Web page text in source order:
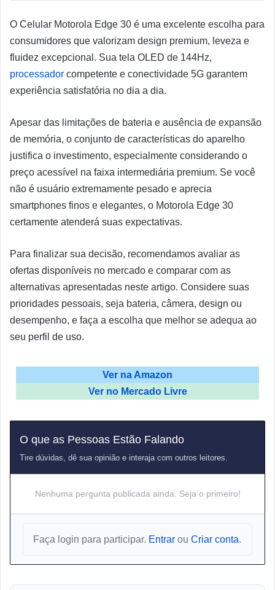
O Celular Motorola Edge 30 é uma excelente escolha para
consumidores que valorizam design premium, leveza e
fluidez excepcional. Sua tela OLED de 144Hz,
processador competente e conectividade 5G garantem
experiência satisfatória no dia a dia.
Apesar das limitações de bateria e ausência de expansão
de memória, o conjunto de características do aparelho
justifica o investimento, especialmente considerando o
preço acessível na faixa intermediária premium. Se você
não é usuário extremamente pesado e aprecia
smartphones finos e elegantes, o Motorola Edge 30
certamente atenderá suas expectativas.
Para finalizar sua decisão, recomendamos avaliar as
ofertas disponíveis no mercado e comparar com as
alternativas apresentadas neste artigo. Considere suas
prioridades pessoais, seja bateria, câmera, design ou
desempenho, e faça a escolha que melhor se adequa ao
seu perfil de uso.
Ver na Amazon
Ver no Mercado Livre
O que as Pessoas Estão Falando
Tire dúvidas, dê sua opinião e interaja com outros leitores.
Nenhuma pergunta publicada ainda. Seja o primeiro!
Faça login para participar. Entrar ou Criar conta.